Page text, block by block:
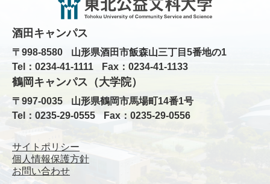
酒田キャンパス
〒998-8580
山形県酒田市飯森山三丁目5番地の1
Tel：0234-41-1111
Fax：0234-41-1133
鶴岡キャンパス（大学院）
〒997-0035
山形県鶴岡市馬場町14番1号
Tel：0235-29-0555
Fax：0235-29-0556
サイトポリシー
個人情報保護方針
お問い合わせ